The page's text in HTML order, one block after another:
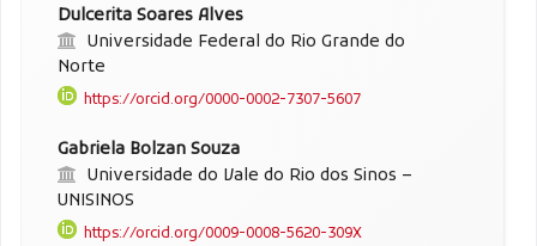
Dulcerita Soares Alves
Universidade Federal do Rio Grande do
Norte
https://orcid.org/0000-0002-7307-5607
Gabriela Bolzan Souza
Universidade do Vale do Rio dos Sinos –
UNISINOS
https://orcid.org/0009-0008-5620-309X